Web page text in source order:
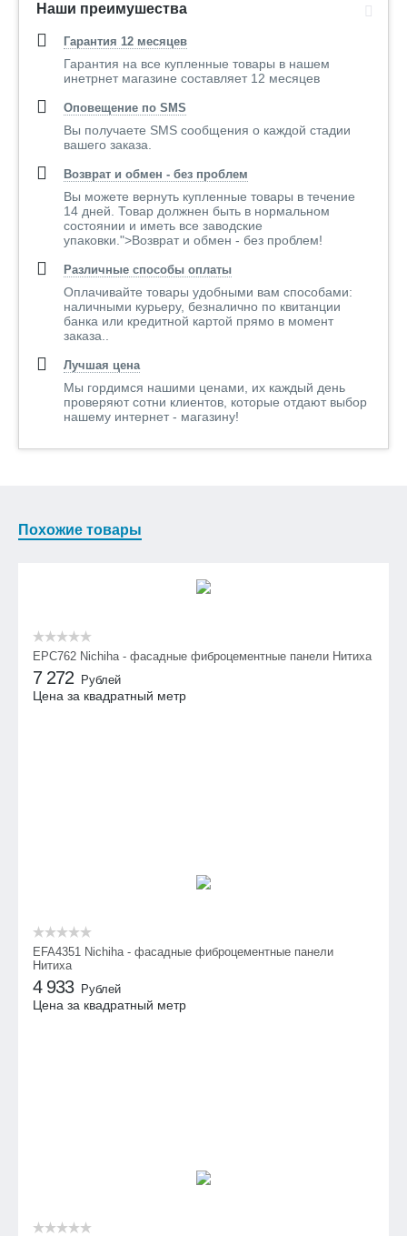
Наши преимушества
Гарантия 12 месяцев
Гарантия на все купленные товары в нашем
инетрнет магазине составляет 12 месяцев
Оповещение по SMS
Вы получаете SMS сообщения о каждой стадии
вашего заказа.
Возврат и обмен - без проблем
Вы можете вернуть купленные товары в течение
14 дней. Товар должнен быть в нормальном
состоянии и иметь все заводские
упаковки.">Возврат и обмен - без проблем!
Различные способы оплаты
Оплачивайте товары удобными вам способами:
наличными курьеру, безналично по квитанции
банка или кредитной картой прямо в момент
заказа..
Лучшая цена
Мы гордимся нашими ценами, их каждый день
проверяют сотни клиентов, которые отдают выбор
нашему интернет - магазину!
Похожие товары
EPC762 Nichiha - фасадные фиброцементные панели Нитиха
7 272 Рублей
Цена за квадратный метр
EFA4351 Nichiha - фасадные фиброцементные панели
Нитиха
4 933 Рублей
Цена за квадратный метр